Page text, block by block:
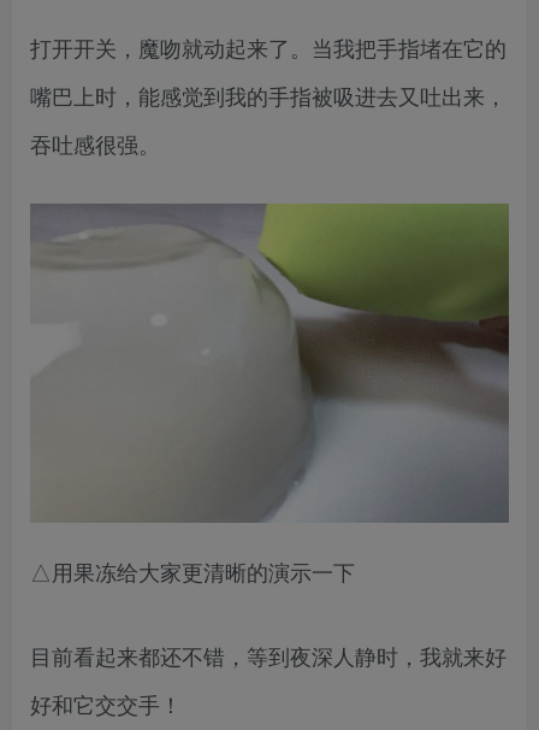
打开开关，魔吻就动起来了。当我把手指堵在它的
嘴巴上时，能感觉到我的手指被吸进去又吐出来，
吞吐感很强。
△用果冻给大家更清晰的演示一下
目前看起来都还不错，等到夜深人静时，我就来好
好和它交交手！